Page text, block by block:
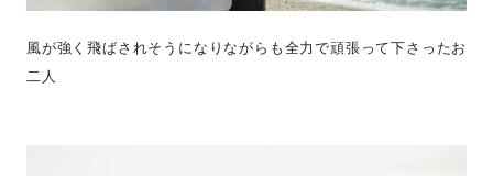
風が強く飛ばされそうになりながらも全力で頑張って下さったお
二人